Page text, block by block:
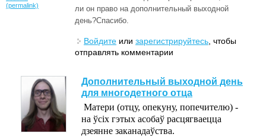
(permalink)
ли он право на дополнительный выходной
день?Спасибо.
Войдите или зарегистрируйтесь , чтобы
отправлять комментарии
Дополнительный выходной день
для многодетного отца
Матери (отцу, опекуну, попечителю) -
на ўсіх гэтых асобаў расцягваецца
дзеянне заканадаўства.